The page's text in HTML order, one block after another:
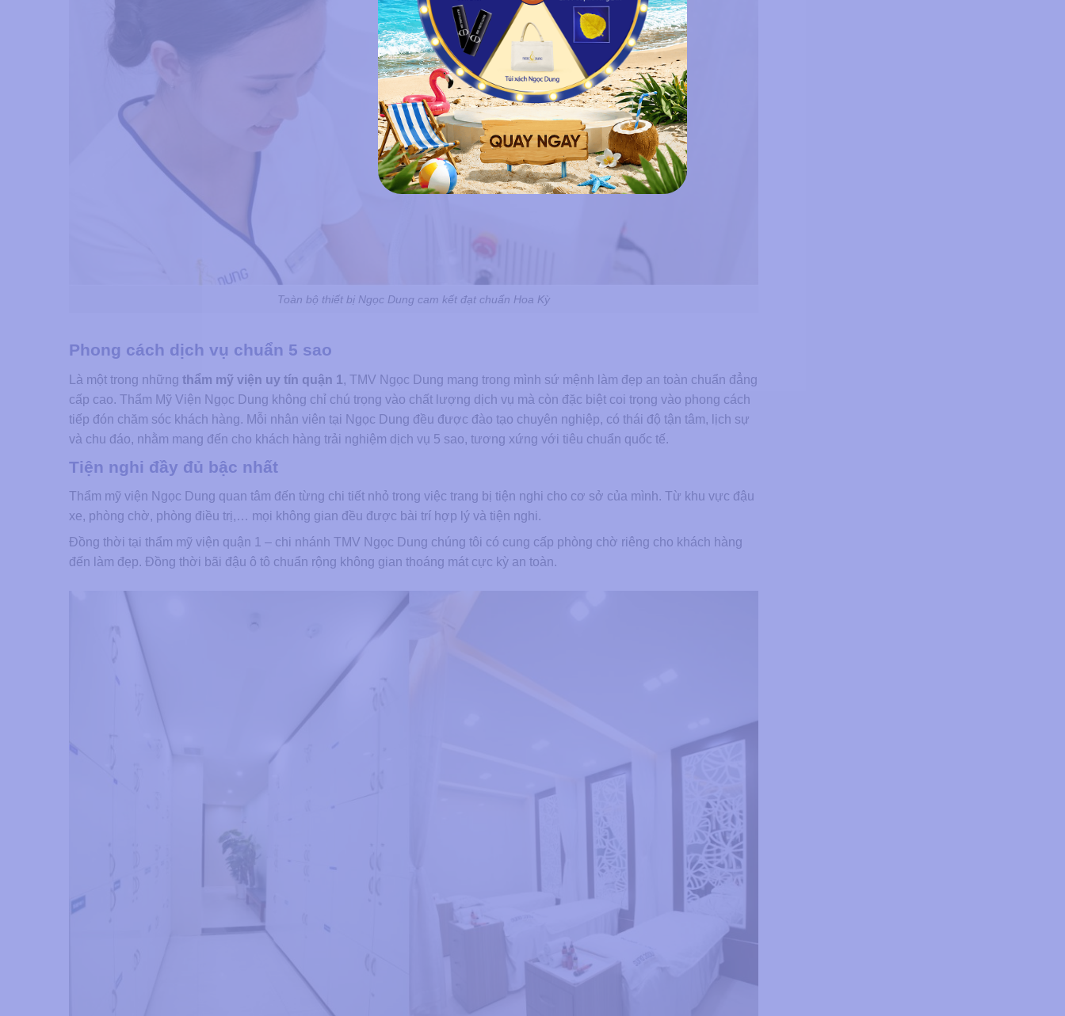
Toàn bộ thiết bị Ngọc Dung cam kết đạt chuẩn Hoa Kỳ
Phong cách dịch vụ chuẩn 5 sao
Là một trong những thẩm mỹ viện uy tín quận 1, TMV Ngọc Dung mang trong mình sứ mệnh làm đẹp an toàn chuẩn đẳng
cấp cao. Thẩm Mỹ Viện Ngọc Dung không chỉ chú trọng vào chất lượng dịch vụ mà còn đặc biệt coi trọng vào phong cách
tiếp đón chăm sóc khách hàng. Mỗi nhân viên tại Ngọc Dung đều được đào tạo chuyên nghiệp, có thái độ tận tâm, lịch sự
và chu đáo, nhằm mang đến cho khách hàng trải nghiệm dịch vụ 5 sao, tương xứng với tiêu chuẩn quốc tế.
Tiện nghi đầy đủ bậc nhất
Thẩm mỹ viện Ngọc Dung quan tâm đến từng chi tiết nhỏ trong việc trang bị tiện nghi cho cơ sở của mình. Từ khu vực đậu
xe, phòng chờ, phòng điều trị,… mọi không gian đều được bài trí hợp lý và tiện nghi.
Đồng thời tại thẩm mỹ viện quận 1 – chi nhánh TMV Ngọc Dung chúng tôi có cung cấp phòng chờ riêng cho khách hàng
đến làm đẹp. Đồng thời bãi đậu ô tô chuẩn rộng không gian thoáng mát cực kỳ an toàn.